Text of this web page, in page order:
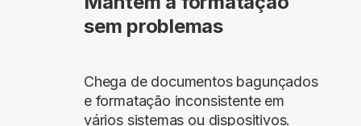
sem problemas
Chega de documentos bagunçados
e formatação inconsistente em
vários sistemas ou dispositivos.